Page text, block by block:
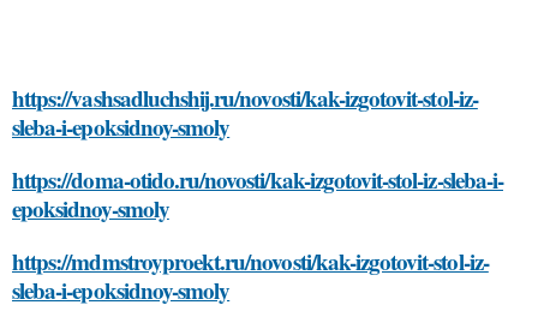
https://vashsadluchshij.ru/novosti/kak-izgotovit-stol-iz-
sleba-i-epoksidnoy-smoly
https://doma-otido.ru/novosti/kak-izgotovit-stol-iz-sleba-i-
epoksidnoy-smoly
https://mdmstroyproekt.ru/novosti/kak-izgotovit-stol-iz-
sleba-i-epoksidnoy-smoly